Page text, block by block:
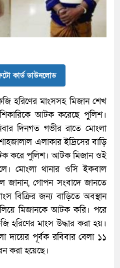
কার্ড ডাউনলোড
হরিণের মাংসসহ মিজান শেখ
আটক করেছে পুলিশ।
দিনগত গভীর রাতে মোংলা
এলাকার ইদ্রিসের বাড়ি
করে পুলিশ। আটক মিজান ওই
মোংলা থানার ওসি ইকবাল
জানান, গোপন সংবাদে জানতে
বিক্রির জন্য বাড়িতে অবস্থান
মিজানকে আটক করি। পরে
হরিণের মাংস উদ্ধার করা হয়।
দায়ের পূর্বক রবিবার বেলা ১১
করা হয়েছে।